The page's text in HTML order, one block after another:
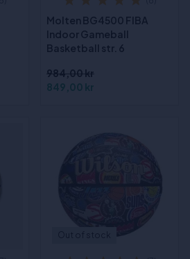
Molten BG4500 FIBA
Indoor Gameball
Basketball str. 6
984,00 kr
849,00 kr